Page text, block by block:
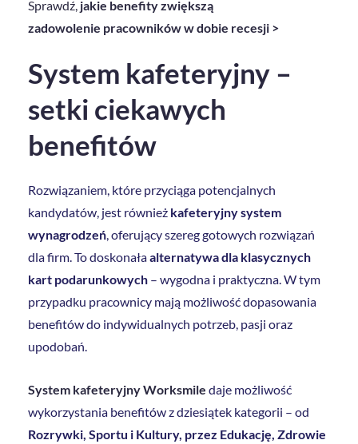
Sprawdź, jakie benefity zwiększą
zadowolenie pracowników w dobie recesji >
System kafeteryjny –
setki ciekawych
benefitów
Rozwiązaniem, które przyciąga potencjalnych
kandydatów, jest również kafeteryjny system
wynagrodzeń, oferujący szereg gotowych rozwiązań
dla firm. To doskonałaalternatywa dla klasycznych
kart podarunkowych – wygodna i praktyczna. W tym
przypadku pracownicy mają możliwość dopasowania
benefitów do indywidualnych potrzeb, pasji oraz
upodobań.
System kafeteryjny Worksmile daje możliwość
wykorzystania benefitów z dziesiątek kategorii – od
Rozrywki, Sportu i Kultury, przez Edukację, Zdrowie